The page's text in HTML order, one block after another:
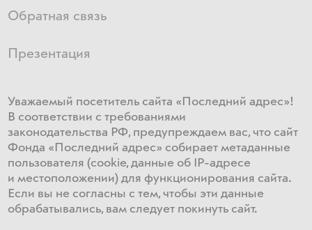
Обратная связь
Презентация
Уважаемый посетитель сайта «Последний адрес»!
В соответствии с требованиями
законодательства РФ, предупреждаем вас, что сайт
Фонда «Последний адрес» собирает метаданные
пользователя (cookie, данные об IP-адресе
и местоположении) для функционирования сайта​.
Если ​вы не согласны с тем, чтобы эти данные
обрабатывались, ​вам ​следует покинуть сайт.